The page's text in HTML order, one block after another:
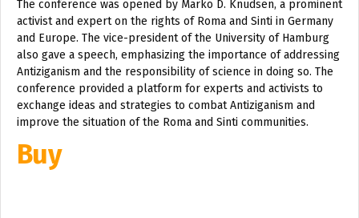
The conference was opened by Marko D. Knudsen, a prominent
activist and expert on the rights of Roma and Sinti in Germany
and Europe. The vice-president of the University of Hamburg
also gave a speech, emphasizing the importance of addressing
Antiziganism and the responsibility of science in doing so. The
conference provided a platform for experts and activists to
exchange ideas and strategies to combat Antiziganism and
improve the situation of the Roma and Sinti communities.
Buy